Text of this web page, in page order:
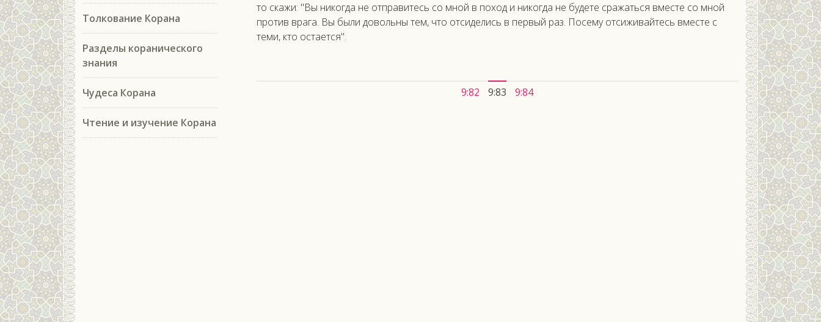
Толкование Корана
Разделы коранического
знания
Чудеса Корана
Чтение и изучение Корана
то скажи: "Вы никогда не отправитесь со мной в поход и никогда не будете сражаться вместе со мной
против врага. Вы были довольны тем, что отсиделись в первый раз. Посему отсиживайтесь вместе с
теми, кто остается".
9:82 9:83 9:84